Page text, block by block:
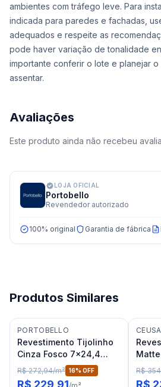
ambientes com tráfego leve. Para
indicada para paredes e fachadas,
adequados e respeite as
pode haver variação de tonalidade
importante conferir o lote e planejar o
assentar.
Avaliações
Este produto ainda não recebeu
LOJA OFICIAL
Portobello
Revendedor autorizado
100% original Garantia de fábrica
Produtos Similares
PORTOBELLO
Revestimento Tijolinho
Cinza Fosco 7x24,4
Portobello Vivant Ligne
Sauge Mate Bold "A"
R$ 272,94/m² 16% OFF
R$ 229,91
CEUSA
Vitral
R$
R$